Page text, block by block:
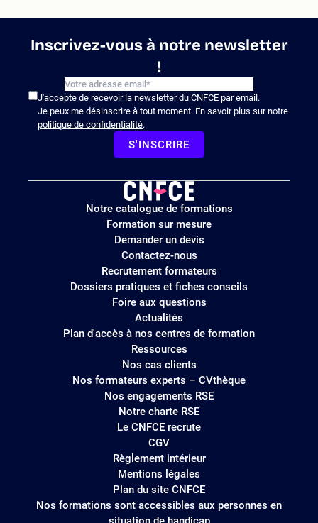
Inscrivez-vous à notre newsletter
!
J'accepte de recevoir la newsletter du CNFCE par email.
Je peux me désinscrire à tout moment. En savoir plus sur notre
politique de confidentialité.
S'INSCRIRE
Logo
site
Notre catalogue de formations
Formation sur mesure
Demander un devis
Contactez-nous
Recrutement formateurs
Dossiers pratiques et fiches conseils
Foire aux questions
Actualités
Plan d'accès à nos centres de formation
Ressources
Nos cas clients
Nos formateurs experts – CVthèque
Nos engagements RSE
Notre charte RSE
Le CNFCE recrute
CGV
Règlement intérieur
Mentions légales
Plan du site CNFCE
Nos formations sont accessibles aux personnes en